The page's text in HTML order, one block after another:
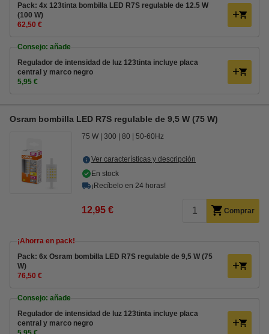
Pack: 4x 123tinta bombilla LED R7S regulable de 12.5 W
(100 W)
62,50 €
Consejo: añade
Regulador de intensidad de luz 123tinta incluye placa
central y marco negro
5,95 €
Osram bombilla LED R7S regulable de 9,5 W (75 W)
75 W 300 80 50-60Hz
Ver características y descripción
En stock
¡Recíbelo en 24 horas!
12,95 € Comprar
¡Ahorra en pack!
Pack: 6x Osram bombilla LED R7S regulable de 9,5 W (75
W)
76,50 €
Consejo: añade
Regulador de intensidad de luz 123tinta incluye placa
central y marco negro